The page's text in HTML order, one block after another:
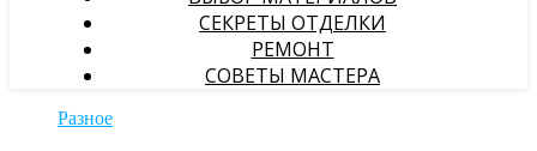
СЕКРЕТЫ ОТДЕЛКИ
РЕМОНТ
СОВЕТЫ МАСТЕРА
Разное